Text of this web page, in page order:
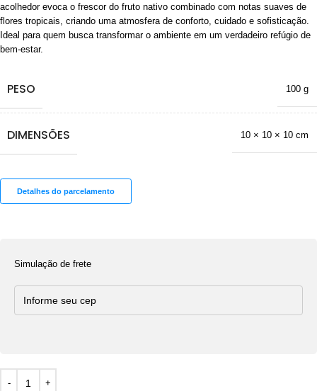
acolhedor evoca o frescor do fruto nativo combinado com notas suaves de
flores tropicais, criando uma atmosfera de conforto, cuidado e sofisticação.
Ideal para quem busca transformar o ambiente em um verdadeiro refúgio de
bem-estar.
PESO 100 g
DIMENSÕES 10 × 10 × 10 cm
Detalhes do parcelamento
Simulação de frete